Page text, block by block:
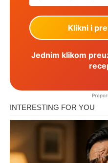
Jednim klikom